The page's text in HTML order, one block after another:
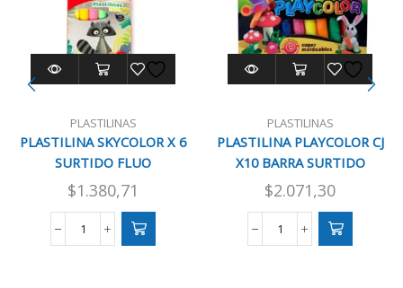
PLASTILINAS
PLASTILINA SKYCOLOR X 6
SURTIDO FLUO
$1.380,71
PLASTILINA
PLASTILINAS
PLASTILINA PLAYCOLOR CJ
X10 BARRA SURTIDO
$2.071,30
PLASTILINA